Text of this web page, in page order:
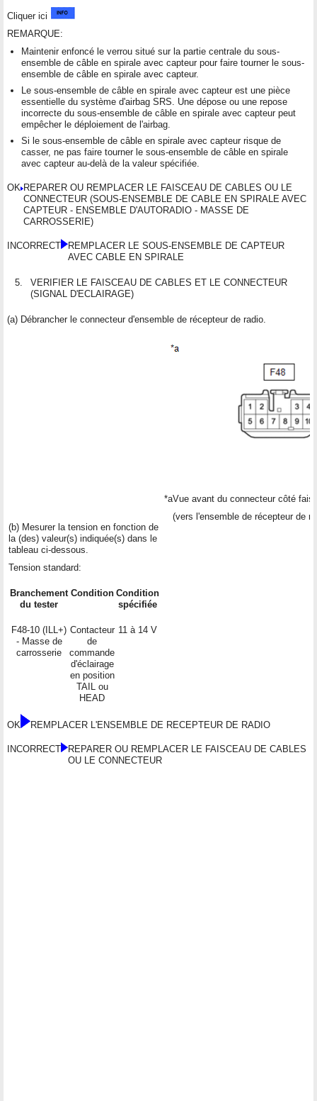
Cliquer ici
REMARQUE:
Maintenir enfoncé le verrou situé sur la partie centrale du sous-
ensemble de câble en spirale avec capteur pour faire tourner le sous-
ensemble de câble en spirale avec capteur.
Le sous-ensemble de câble en spirale avec capteur est une pièce
essentielle du système d'airbag SRS. Une dépose ou une repose
incorrecte du sous-ensemble de câble en spirale avec capteur peut
empêcher le déploiement de l'airbag.
Si le sous-ensemble de câble en spirale avec capteur risque de
casser, ne pas faire tourner le sous-ensemble de câble en spirale
avec capteur au-delà de la valeur spécifiée.
OK REPARER OU REMPLACER LE FAISCEAU DE CABLES OU LE
CONNECTEUR (SOUS-ENSEMBLE DE CABLE EN SPIRALE AVEC
CAPTEUR - ENSEMBLE D'AUTORADIO - MASSE DE
CARROSSERIE)
INCORRECT
REMPLACER LE SOUS-ENSEMBLE DE CAPTEUR
AVEC CABLE EN SPIRALE
5.
VERIFIER LE FAISCEAU DE CABLES ET LE CONNECTEUR
(SIGNAL D'ECLAIRAGE)
(a) Débrancher le connecteur d'ensemble de récepteur de radio.
(b) Mesurer la tension en fonction de
la (des) valeur(s) indiquée(s) dans le
tableau ci-dessous.
Tension standard:
Branchement
du tester
Condition Condition
spécifiée
F48-10 (ILL+)
- Masse de
carrosserie
Contacteur
de
commande
d'éclairage
en position
TAIL ou
HEAD
11 à 14 V
*aVue avant du connecteur côté
(vers l'ensemble de récepteur de
OK REMPLACER L'ENSEMBLE DE RECEPTEUR DE RADIO
INCORRECT
REPARER OU REMPLACER LE FAISCEAU DE CABLES
OU LE CONNECTEUR